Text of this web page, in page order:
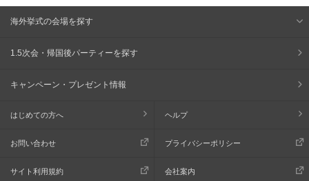
海外挙式の会場を探す
1.5次会・帰国後パーティーを探す
キャンペーン・プレゼント情報
はじめての方へ ヘルプ
お問い合わせ プライバシーポリシー
サイト利用規約 会社案内